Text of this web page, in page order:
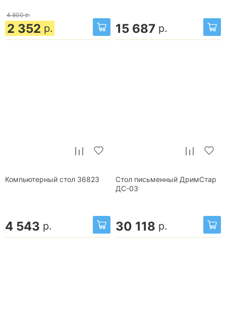
4 800 р.
2 352 р. 15 687 р.
Компьютерный стол 36823
4 543 р.
Стол письменный ДримСтар
ДС-03
30 118 р.